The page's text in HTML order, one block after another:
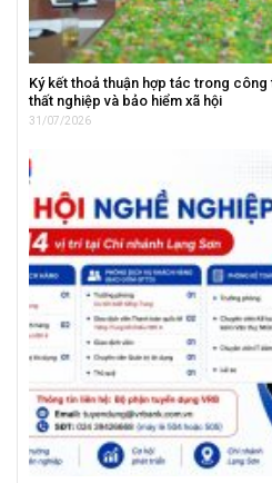
Ký kết thoả thuận hợp tác trong
thất nghiệp và bảo hiểm xã hội
31/07/2026